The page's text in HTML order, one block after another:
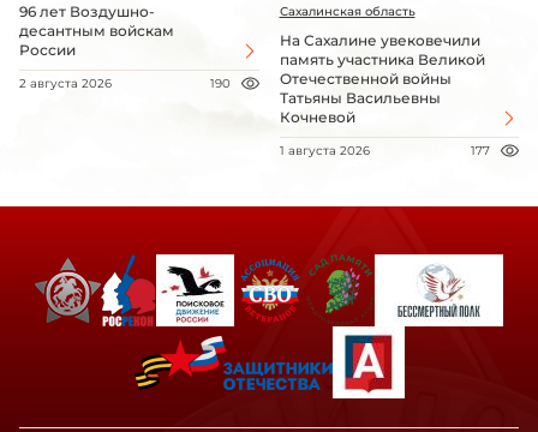
96 лет Воздушно-
десантным войскам
России
2 августа 2026 190
Сахалинская область
На Сахалине увековечили
память участника Великой
Отечественной войны
Татьяны Васильевны
Кочневой
1 августа 2026 177